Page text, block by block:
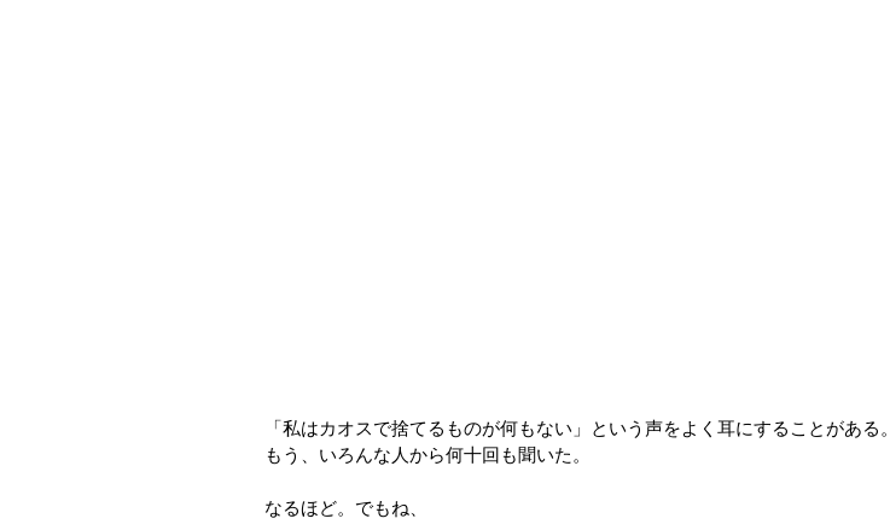
「私はカオスで捨てるものが何もない」という声をよく耳にすることがある。
もう、いろんな人から何十回も聞いた。
なるほど。でもね、